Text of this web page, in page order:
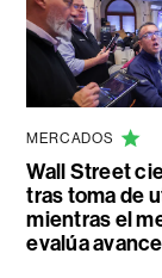
MERCADOS
Wall Street
tras toma de
mientras el
evalúa